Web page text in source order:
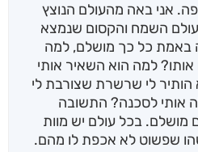
אני באה מהעולם הנוצץ
השמח והקסום שנמצא
באמת כל כך מושלם, למה
למה הוא השאיר אותי
לי שרשרת שצורבת לי
אותי לסכנה? התשובה
מושלם. בכל עולם יש מוות
שפשוט לא אכפת לו מהם.